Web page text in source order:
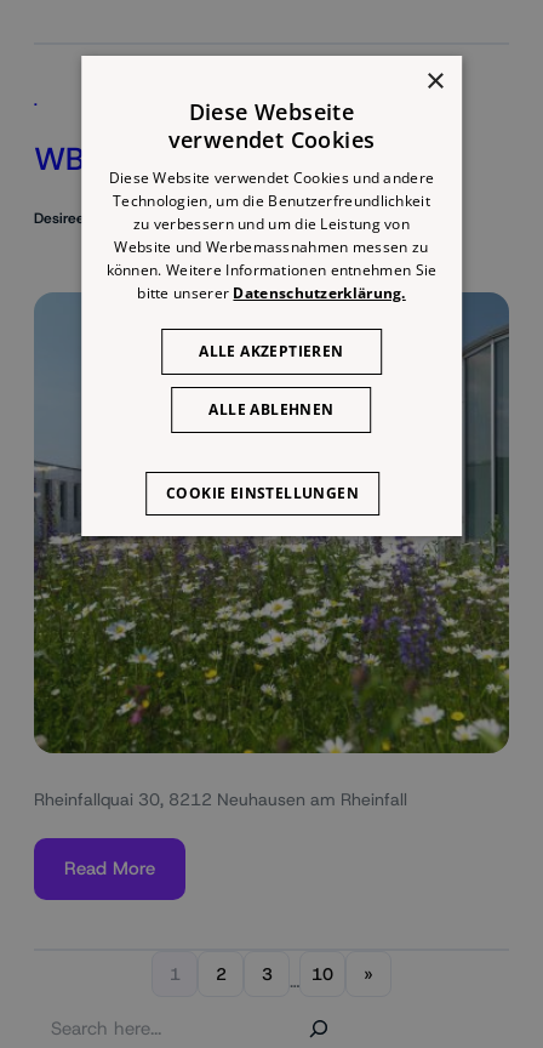
.
WBZ Holzweid
Desiree Kaufmann July 8, 2025
Rheinfallquai 30, 8212 Neuhausen am Rheinfall
Read More
1 2 3 … 10 »
×
Diese Webseite
verwendet Cookies
Diese Website verwendet Cookies und andere
Technologien, um die Benutzerfreundlichkeit
zu verbessern und um die Leistung von
Website und Werbemassnahmen messen zu
können. Weitere Informationen entnehmen Sie
bitte unserer Datenschutzerklärung.
ALLE AKZEPTIEREN
ALLE ABLEHNEN
COOKIE EINSTELLUNGEN